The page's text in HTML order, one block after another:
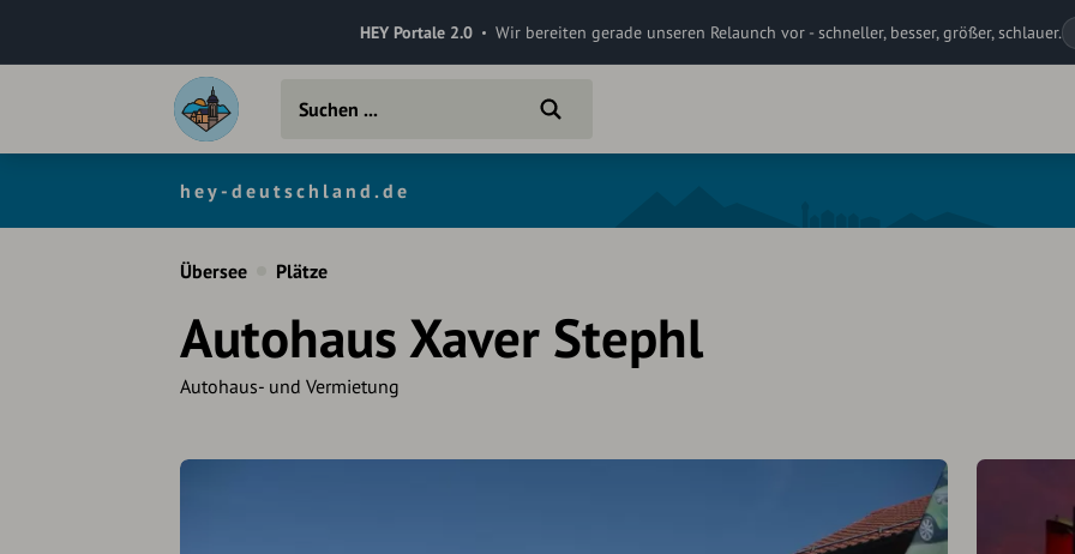
HEY Portale 2.0 Wir bereiten gerade unseren Relaunch vor - schneller, besser, größer, schlauer.
hey-deutschland.de
Übersee Plätze
Autohaus Xaver Stephl
Autohaus- und Vermietung